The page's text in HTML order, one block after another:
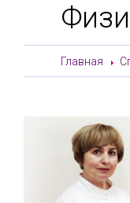
Главная